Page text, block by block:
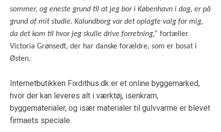
sommer, og eneste grund til at jeg bor i København i dag, er på
grund af mit studie. Kalundborg var det oplagte valg for mig,
da det kom til hvor jeg skulle drive forretning,” fortæller
Victoria Grønsedt, der har danske forældre, som er bosat i
Østen.
Internetbutikken Fixdithus.dk er et online byggemarked,
hvor der kan leveres alt i værktøj, isenkram,
byggematerialer, og især materialer til gulvvarme er blevet
firmaets speciale.